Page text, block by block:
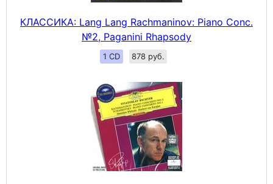
КЛАССИКА: Lang Lang Rachmaninov: Piano Conc.
№2, Paganini Rhapsody
1 CD 878 руб.